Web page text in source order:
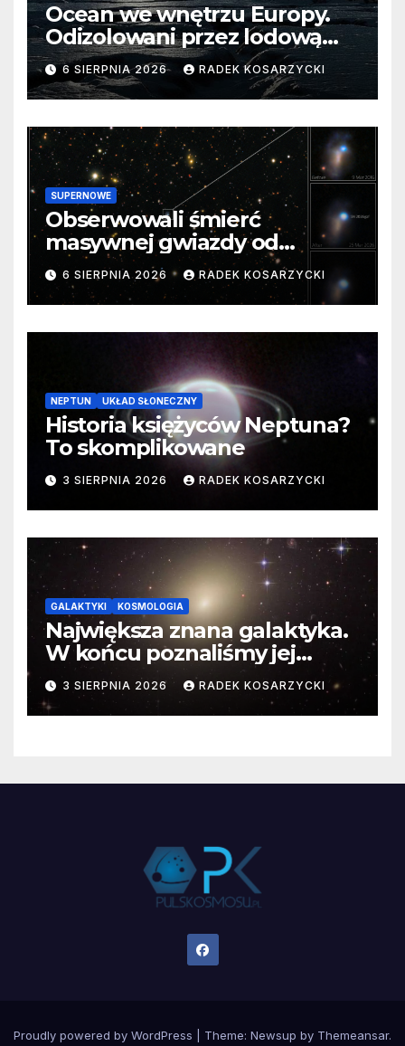
Ocean we wnętrzu Europy.
Odizolowani przez lodową
barierę
6 SIERPNIA 2026 RADEK KOSARZYCKI
SUPERNOWE
Obserwowali śmierć
masywnej gwiazdy od
samego początku. Niezwykle
cenne dane
6 SIERPNIA 2026 RADEK KOSARZYCKI
NEPTUN UKŁAD SŁONECZNY
Historia księżyców Neptuna?
To skomplikowane
3 SIERPNIA 2026 RADEK KOSARZYCKI
GALAKTYKI KOSMOLOGIA
Największa znana galaktyka.
W końcu poznaliśmy jej
faktyczne wymiary
3 SIERPNIA 2026 RADEK KOSARZYCKI
Proudly powered by WordPress Theme: Newsup by Themeansar.